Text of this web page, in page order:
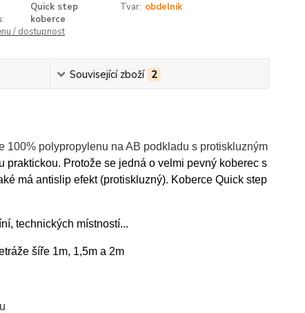
Quick step
koberce
Tvar: obdelnik
/ dostupnost
Související zboží 2
100% polypropylenu na AB podkladu s protiskluzným
praktickou. Protože se jedná o velmi pevný koberec s
má antislip efekt (protiskluzný). Koberce Quick step
technických místností...
šíře 1m, 1,5m a 2m